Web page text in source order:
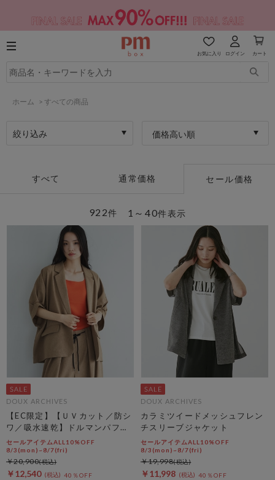
お気に入り ログイン カート
ホーム > すべての商品
絞り込み 価格高い順
すべて 通常価格 セール価格
1～40件表示
922件
DOUX ARCHIVES
【EC限定】【ＵＶカット／防シ
ワ／吸水速乾】ドルマンパフジ
ャケット
セールアイテムALL10%OFF
8/3(mon)~8/7(fri)
￥12,540 40％OFF
￥20,900
DOUX ARCHIVES
カラミツイードメッシュフレン
チスリーブジャケット
セールアイテムALL10%OFF
8/3(mon)~8/7(fri)
￥11,998 40％OFF
￥19,998